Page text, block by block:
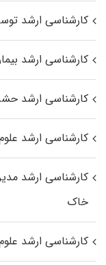
کارشناسی ارشد
کارشناسی ارشد
کارشناسی ارشد
کارشناسی ارشد
کارشناسی ارشد
خاک
کارشناسی ارشد